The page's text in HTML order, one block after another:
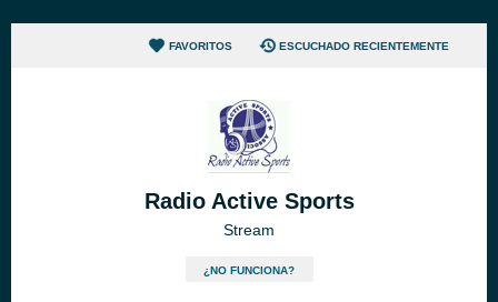
FAVORITOS ESCUCHADO RECIENTEMENTE
Radio Active Sports
Stream
¿NO FUNCIONA?